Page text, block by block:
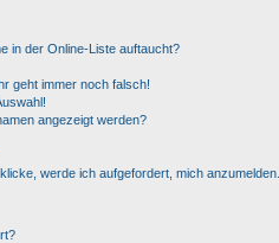
in der Online-Liste auftaucht?
geht immer noch falsch!
angezeigt werden?
werde ich aufgefordert, mich anzumelden.